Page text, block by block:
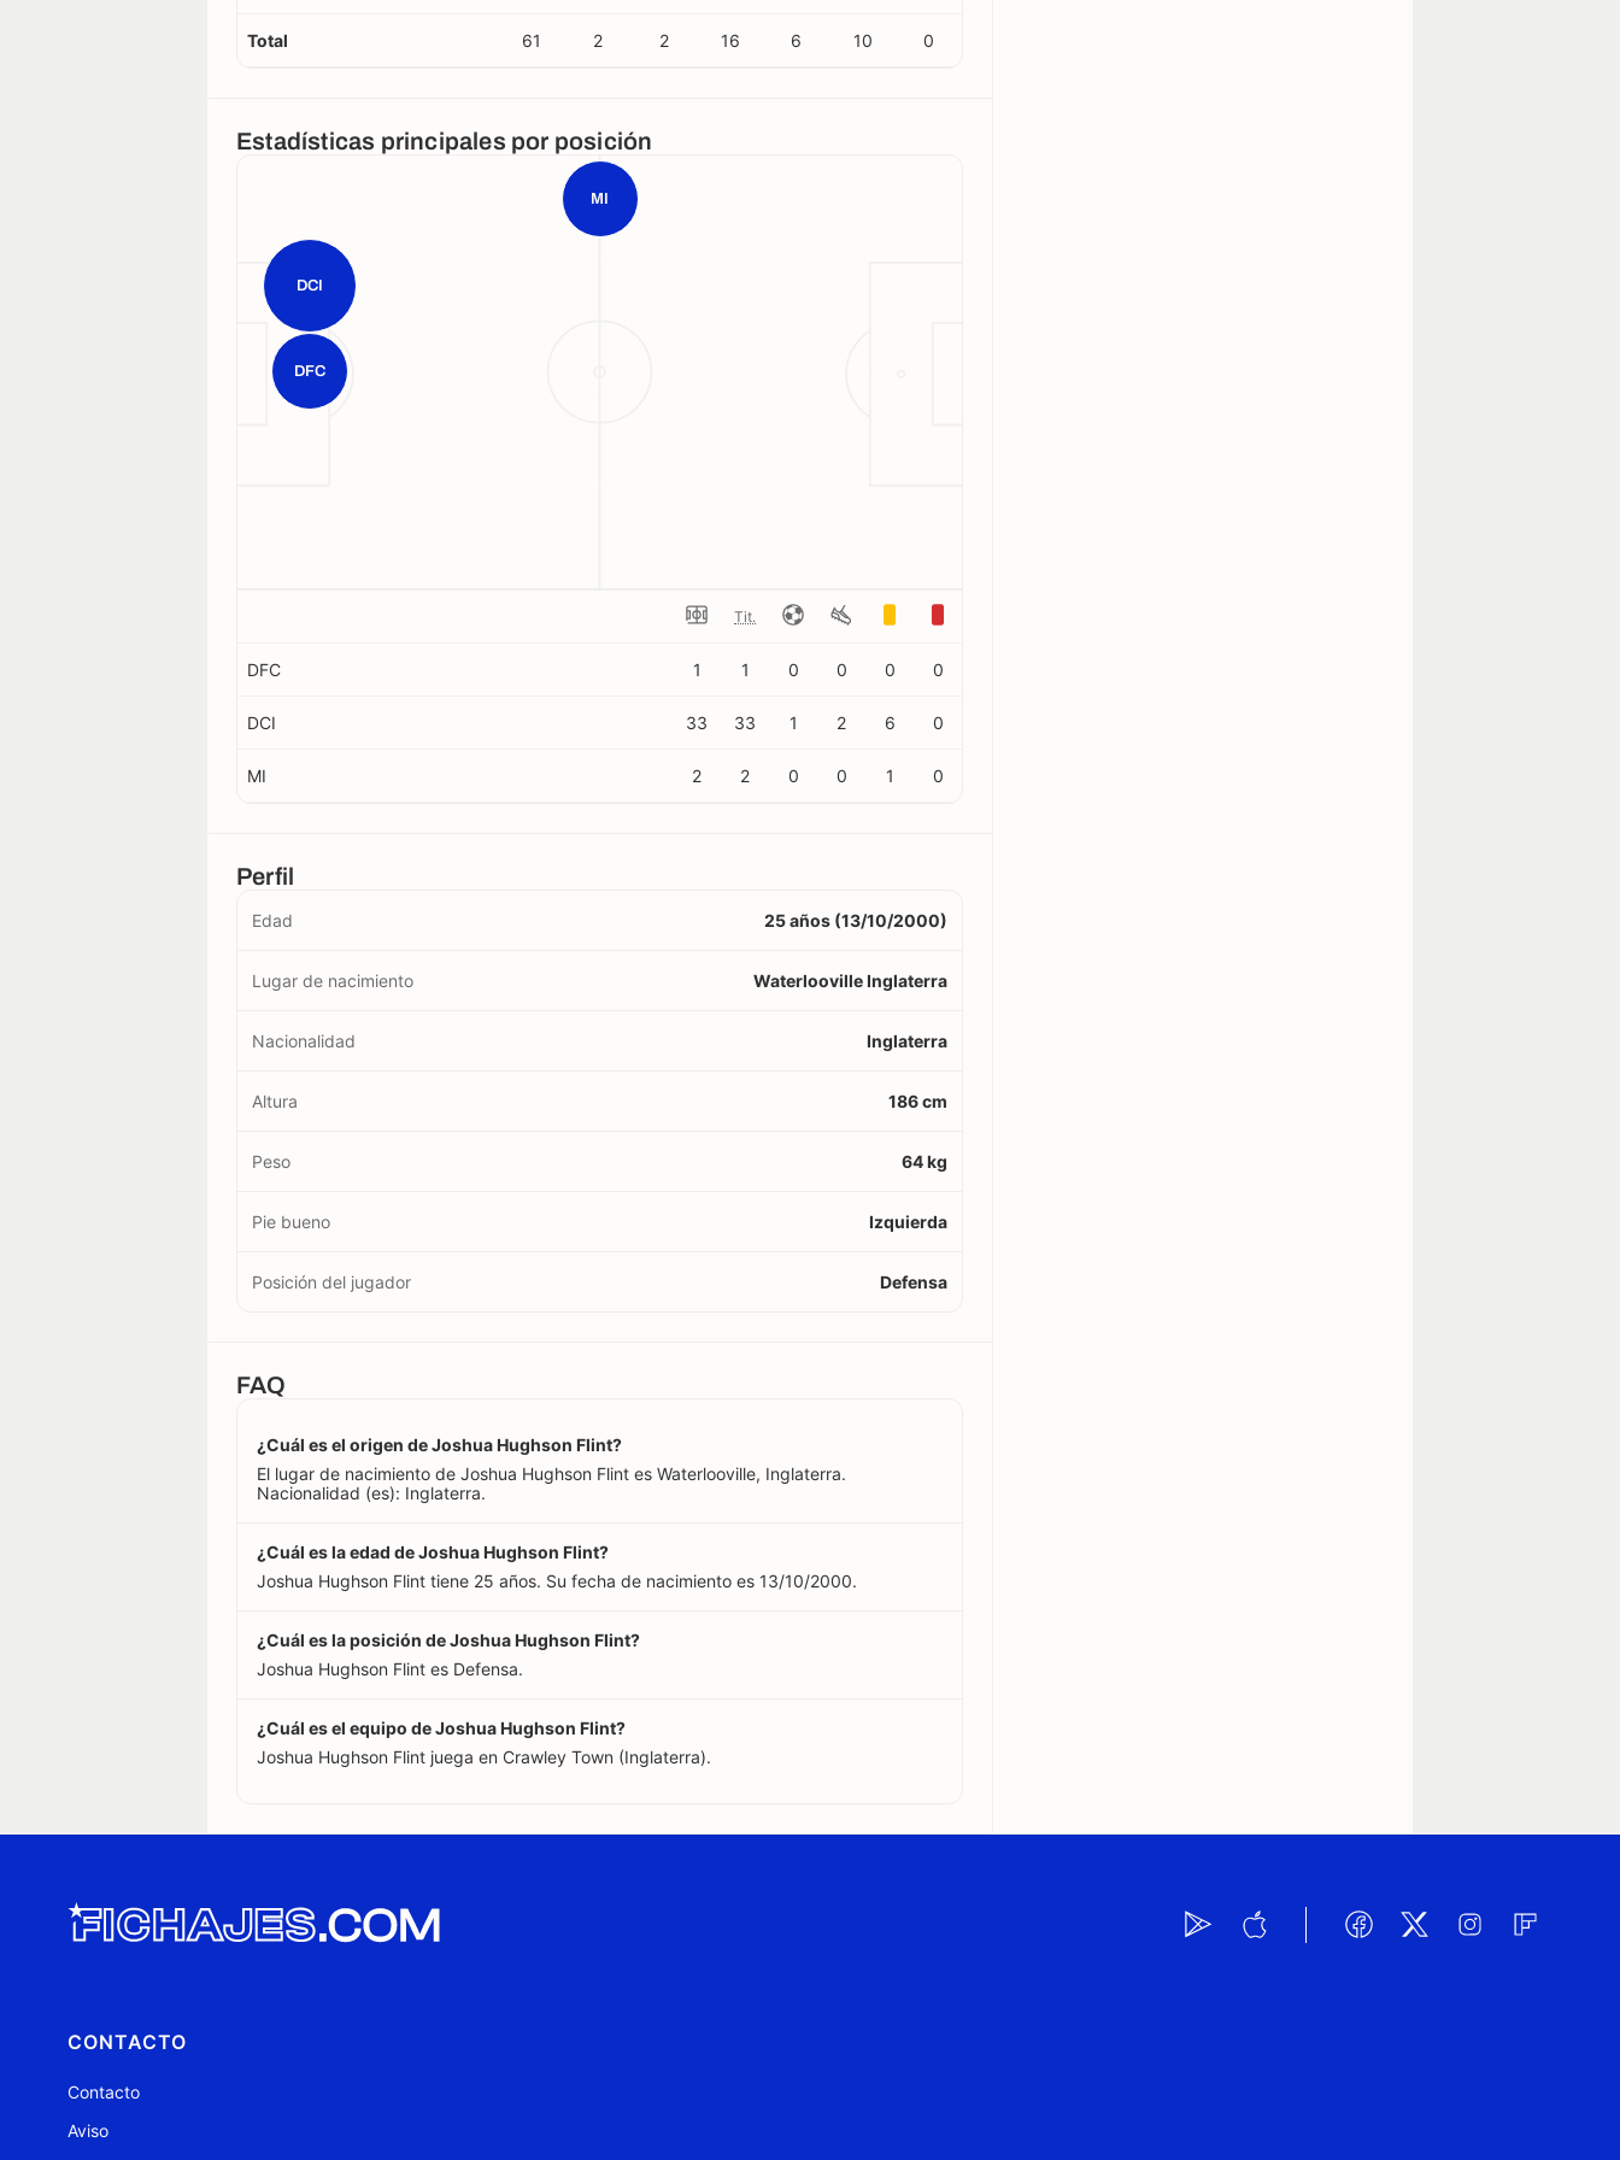
Total 61 2 2 16 6 10 0
Estadísticas principales por posición
DCI
MI
DFC
Tit.
DFC 1 1 0 0 0 0
DCI 33 33 1 2 6 0
MI 2 2 0 0 1 0
Perfil
Edad 25 años (13/10/2000)
Lugar de nacimiento Waterlooville Inglaterra
Nacionalidad Inglaterra
Altura 186 cm
Peso 64 kg
Pie bueno Izquierda
Posición del jugador Defensa
FAQ
¿Cuál es el origen de Joshua Hughson Flint?
El lugar de nacimiento de Joshua Hughson Flint es Waterlooville, Inglaterra.
Nacionalidad (es): Inglaterra.
¿Cuál es la edad de Joshua Hughson Flint?
Joshua Hughson Flint tiene 25 años. Su fecha de nacimiento es 13/10/2000.
¿Cuál es la posición de Joshua Hughson Flint?
Joshua Hughson Flint es Defensa.
¿Cuál es el equipo de Joshua Hughson Flint?
Joshua Hughson Flint juega en Crawley Town (Inglaterra).
CONTACTO
Contacto
Aviso